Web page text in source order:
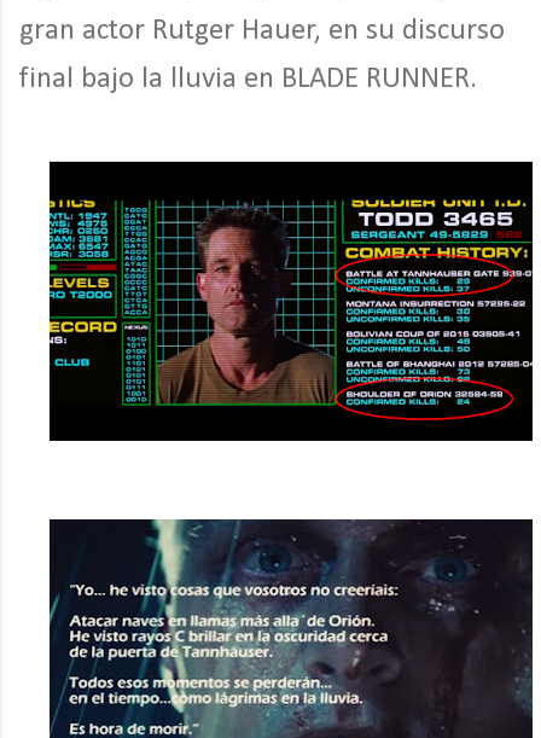
gran actor Rutger Hauer, en su discurso
final bajo la lluvia en BLADE RUNNER.